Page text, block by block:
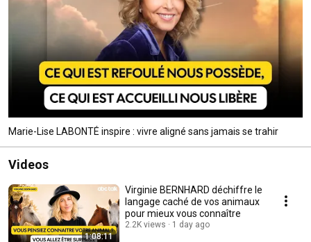
Marie-Lise LABONTÉ inspire : vivre aligné sans jamais se trahir
Videos
1:08:11
Virginie BERNHARD déchiffre le
langage caché de vos animaux
pour mieux vous connaître
2.2K views 1 day ago